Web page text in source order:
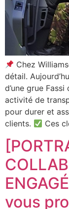
Chez
détail.
d’une grue
activité de
pour durer et
clients.
Ces
vous